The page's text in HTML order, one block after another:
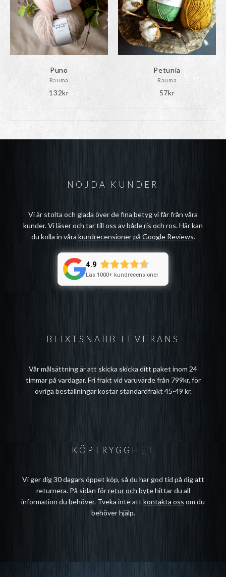
Puno
Rauma
132kr
Petunia
Rauma
57kr
BLIXTSNABB LEVERANS
Vår målsättning är att skicka skicka ditt paket inom 24
timmar på vardagar. Fri frakt vid varuvärde från 799kr, för
övriga beställningar kostar standardfrakt 45-49 kr.
NÖJDA KUNDER
Vi är stolta och glada över de fina betyg vi får från våra
kunder. Vi läser och tar till oss av både ris och ros. Här kan
du kolla in våra kundrecensioner på Google Reviews.
4.9
Läs 1000+ kundrecensioner
KÖPTRYGGHET
Vi ger dig 30 dagars öppet köp, så du har god tid på dig att
returnera. På sidan förretur och bytehittar du all
information du behöver. Tveka inte att kontakta oss om du
behöver hjälp.